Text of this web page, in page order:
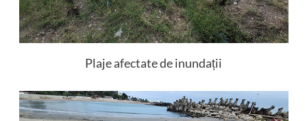
Plaje afectate de inundații